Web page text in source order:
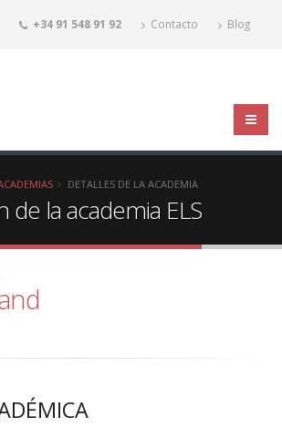
+34 91 548 91 92 Contacto Blog
DETALLES DE LA ACADEMIA
la academia ELS